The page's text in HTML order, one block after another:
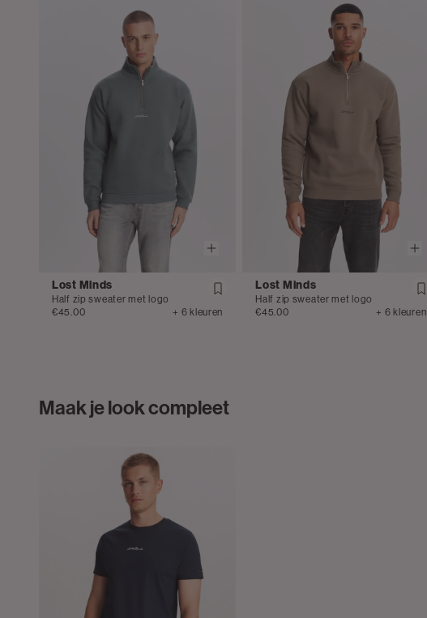
Lost Minds
Half zip sweater met logo
€45.00
+ 6 kleuren
Lost Minds
Half zip sweater met logo
€45.00
+ 6 kleuren
Maak je look compleet